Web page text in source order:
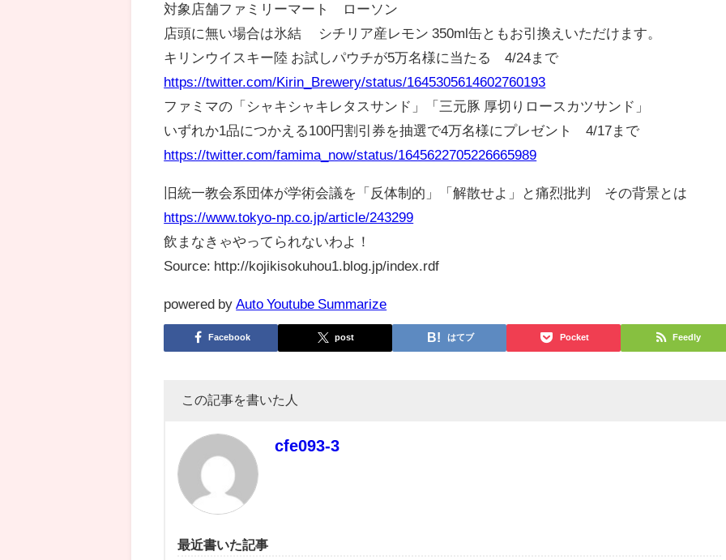
対象店舗ファミリーマート ローソン
店頭に無い場合は氷結® シチリア産レモン 350ml缶ともお引換えいただけます。
キリンウイスキー陸 お試しパウチが5万名様に当たる 4/24まで
https://twitter.com/Kirin_Brewery/status/1645305614602760193
ファミマの「シャキシャキレタスサンド」「三元豚 厚切りロースカツサンド」
いずれか1品につかえる100円割引券を抽選で4万名様にプレゼント 4/17まで
https://twitter.com/famima_now/status/1645622705226665989
旧統一教会系団体が学術会議を「反体制的」「解散せよ」と痛烈批判 その背景とは
https://www.tokyo-np.co.jp/article/243299
飲まなきゃやってられないわよ！
Source: http://kojikisokuhou1.blog.jp/index.rdf
powered by Auto Youtube Summarize
Facebook post はてブ Pocket Feedly
この記事を書いた人
cfe093-3
最近書いた記事